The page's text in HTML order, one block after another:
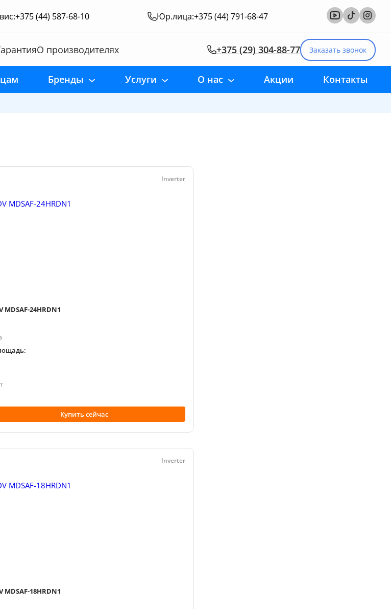
+375 (44) 587-68-10 Юр.лица:+375 (44) 791-68-47
О производителях +375 (29) 304-88-77 Заказать звонок
Бренды Услуги О нас Акции Контакты
24HRDN1
Купить сейчас
18HRDN1